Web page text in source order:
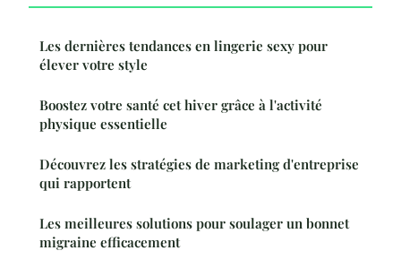
Les dernières tendances en lingerie sexy pour
élever votre style
Boostez votre santé cet hiver grâce à l'activité
physique essentielle
Découvrez les stratégies de marketing d'entreprise
qui rapportent
Les meilleures solutions pour soulager un bonnet
migraine efficacement